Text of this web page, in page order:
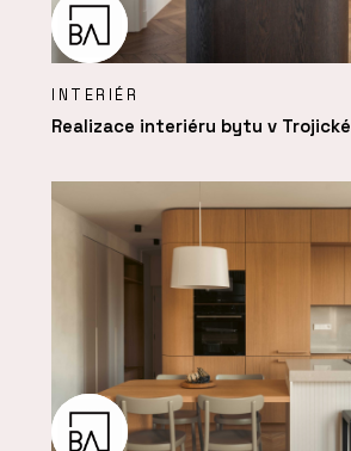
INTERIÉR
Realizace interiéru bytu v Trojické